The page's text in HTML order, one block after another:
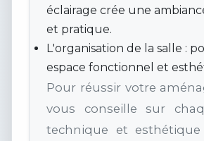
éclairage crée une
et pratique.
L'organisation de la salle :
espace fonctionnel et
Pour réussir votre
vous conseille sur
technique et